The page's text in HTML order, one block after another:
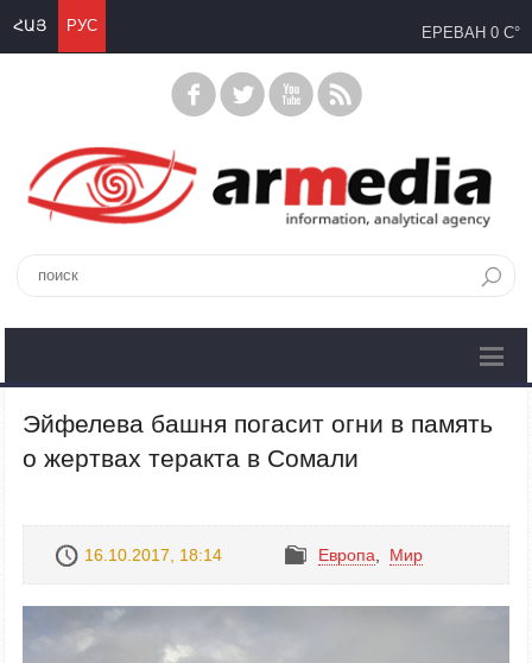
ՀԱՅ РУС ЕРЕВАН 0 C°
Эйфелева башня погасит огни в память
о жертвах теракта в Сомали
16.10.2017, 18:14 Европа Mир